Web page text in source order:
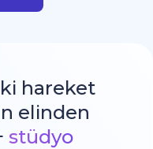
hareket
elinden
stüdyo